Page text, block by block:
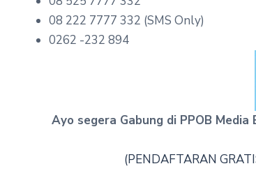
08 222 7777 332 (SMS Only)
0262 -232 894
Ayo segera Gabung di PPOB
(PENDAFTARAN